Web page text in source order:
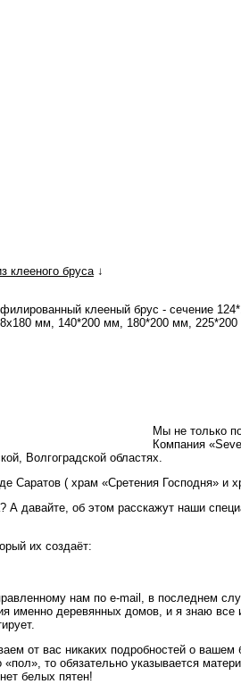
клееного бруса↓
клееный брус - сечение
мм, 140*200 мм, 180*200 мм,
Мы не только
Компания
Волгоградской областях.
Саратов ( храм «Сретения Господня» и
давайте, об этом расскажут наши
их создаёт:
нам по e-mail, в последнем
именно деревянных домов, и я знаю
от вас никаких подробностей о
то обязательно указывается
белых пятен!